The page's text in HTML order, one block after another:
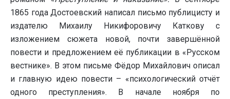
1865 года Достоевский написал письмо публицисту и
издателю Михаилу Никифоровичу Каткову с
изложением сюжета новой, почти завершённой
повести и предложением её публикации в «Русском
вестнике». В этом письме Фёдор Михайлович описал
и главную идею повести – «психологический отчёт
одного преступления». В начале ноября по